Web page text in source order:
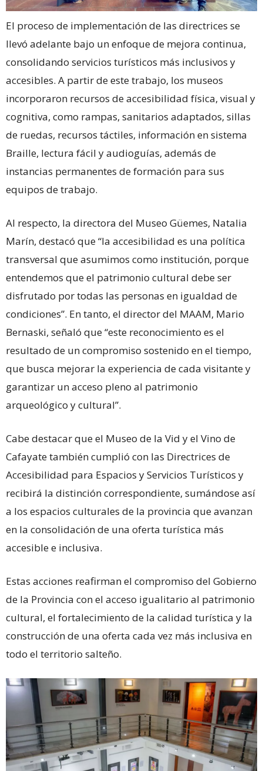
El proceso de implementación de las directrices se
llevó adelante bajo un enfoque de mejora continua,
consolidando servicios turísticos más inclusivos y
accesibles. A partir de este trabajo, los museos
incorporaron recursos de accesibilidad física, visual y
cognitiva, como rampas, sanitarios adaptados, sillas
de ruedas, recursos táctiles, información en sistema
Braille, lectura fácil y audioguías, además de
instancias permanentes de formación para sus
equipos de trabajo.
Al respecto, la directora del Museo Güemes, Natalia
Marín, destacó que “la accesibilidad es una política
transversal que asumimos como institución, porque
entendemos que el patrimonio cultural debe ser
disfrutado por todas las personas en igualdad de
condiciones”. En tanto, el director del MAAM, Mario
Bernaski, señaló que “este reconocimiento es el
resultado de un compromiso sostenido en el tiempo,
que busca mejorar la experiencia de cada visitante y
garantizar un acceso pleno al patrimonio
arqueológico y cultural”.
Cabe destacar que el Museo de la Vid y el Vino de
Cafayate también cumplió con las Directrices de
Accesibilidad para Espacios y Servicios Turísticos y
recibirá la distinción correspondiente, sumándose así
a los espacios culturales de la provincia que avanzan
en la consolidación de una oferta turística más
accesible e inclusiva.
Estas acciones reafirman el compromiso del Gobierno
de la Provincia con el acceso igualitario al patrimonio
cultural, el fortalecimiento de la calidad turística y la
construcción de una oferta cada vez más inclusiva en
todo el territorio salteño.